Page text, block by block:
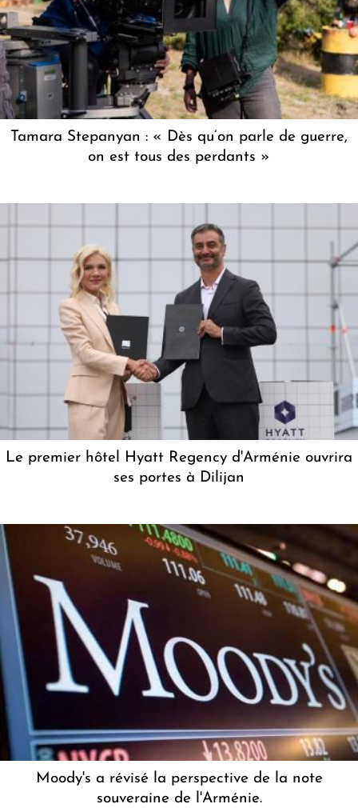
Tamara Stepanyan : « Dès qu’on parle de guerre,
on est tous des perdants »
Le premier hôtel Hyatt Regency d'Arménie ouvrira
ses portes à Dilijan
Moody's a révisé la perspective de la note
souveraine de l'Arménie.